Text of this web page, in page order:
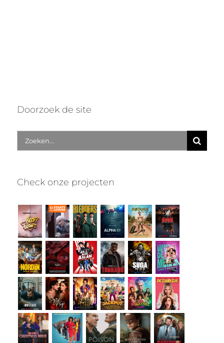
Doorzoek de site
Zoek
naar:
Check onze projecten